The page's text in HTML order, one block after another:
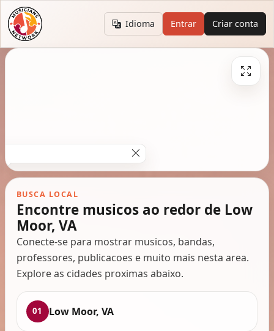
Idioma Entrar Criar conta
BUSCA LOCAL
Encontre musicos ao redor de Low
Moor, VA
Conecte-se para mostrar musicos, bandas,
professores, publicacoes e muito mais nesta area.
Explore as cidades proximas abaixo.
01 Low Moor, VA